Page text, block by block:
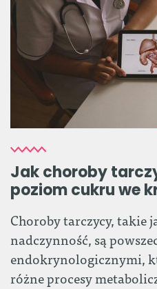
Jak choroby
poziom cukru we
Choroby tarczycy, takie
nadczynność, są
endokrynologicznymi,
różne procesy